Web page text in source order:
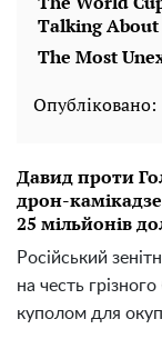
Опубліковано:
Давид проти
дрон-
25 мільйонів
Російський
на честь
куполом для